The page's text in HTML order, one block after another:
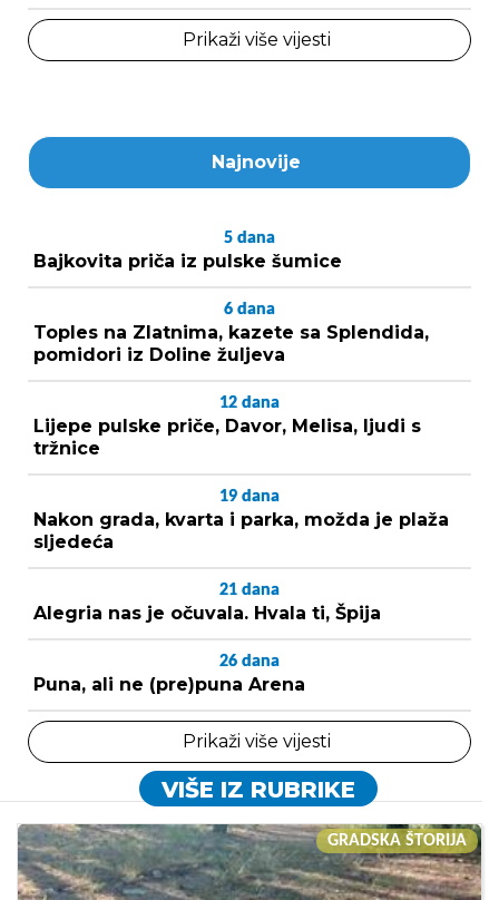
Prikaži više vijesti
Najnovije
5 dana
Bajkovita priča iz pulske šumice
6 dana
Toples na Zlatnima, kazete sa Splendida,
pomidori iz Doline žuljeva
12 dana
Lijepe pulske priče, Davor, Melisa, ljudi s
tržnice
19 dana
Nakon grada, kvarta i parka, možda je plaža
sljedeća
21 dana
Alegria nas je očuvala. Hvala ti, Špija
26 dana
Puna, ali ne (pre)puna Arena
Prikaži više vijesti
VIŠE IZ RUBRIKE
GRADSKA ŠTORIJA